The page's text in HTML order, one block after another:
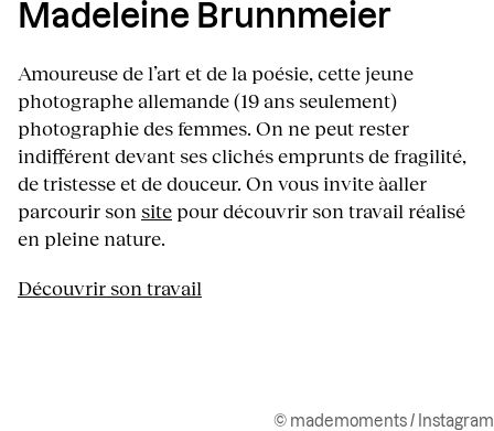
Madeleine Brunnmeier
Amoureuse de l’art et de la poésie, cette jeune
photographe allemande (19 ans seulement)
photographie des femmes. On ne peut rester
indifférent devant ses clichés emprunts de fragilité,
de tristesse et de douceur. On vous invite àaller
parcourir son sitepour découvrir son travail réalisé
en pleine nature.
Découvrir son travail
© mademoments / Instagram